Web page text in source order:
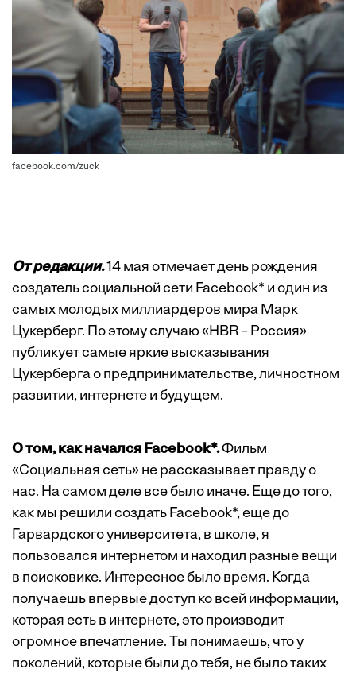
facebook.com/zuck
От редакции.14 мая отмечает день рождения
создатель социальной сети Facebook* и один из
самых молодых миллиардеров мира Марк
Цукерберг. По этому случаю «HBR – Россия»
публикует самые яркие высказывания
Цукерберга о предпринимательстве, личностном
развитии, интернете и будущем.
О том, как начался Facebook*.Фильм
«Социальная сеть» не рассказывает правду о
нас. На самом деле все было иначе. Еще до того,
как мы решили создать Facebook*, еще до
Гарвардского университета, в школе, я
пользовался интернетом и находил разные вещи
в поисковике. Интересное было время. Когда
получаешь впервые доступ ко всей информации,
которая есть в интернете, это производит
огромное впечатление. Ты понимаешь, что у
поколений, которые были до тебя, не было таких